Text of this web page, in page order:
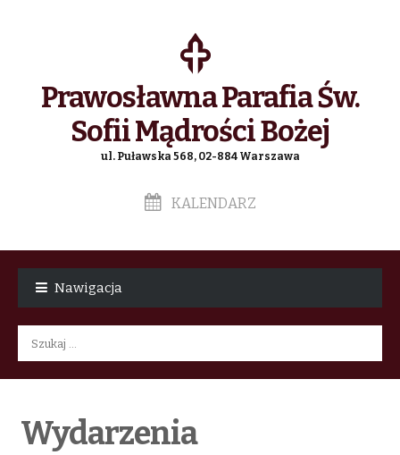
Prawosławna Parafia Św.
Sofii Mądrości Bożej
ul. Puławska 568, 02-884 Warszawa
KALENDARZ
Nawigacja
Szukaj:
Wydarzenia